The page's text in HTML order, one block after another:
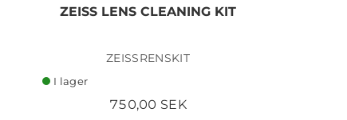
ZEISS LENS CLEANING KIT
ZEISSRENSKIT
I lager
750,00 SEK